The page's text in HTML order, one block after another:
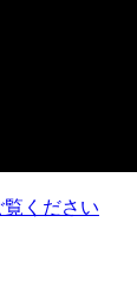
ください